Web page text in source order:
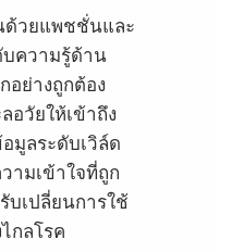
ด้วยแพชชั่นและ
บความรู้ด้าน
ย่างถูกต้อง
อวัยให้เข้าถึง
มูลระดับเวิล์ด
ามเข้าใจที่ถูก
บเปลี่ยนการใช้
กลโรค